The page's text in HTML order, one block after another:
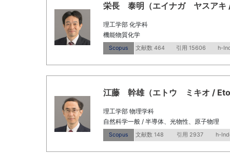
栄長 泰明（エイナガ ヤスアキ
理工学部 化学科
機能物質化学
Scopus 文献数 464 引用 15606 h-
江藤 幹雄（エトウ ミキオ /
理工学部 物理学科
自然科学一般 / 半導体、光物性、原子物理
Scopus 文献数 148 引用 2937 h-